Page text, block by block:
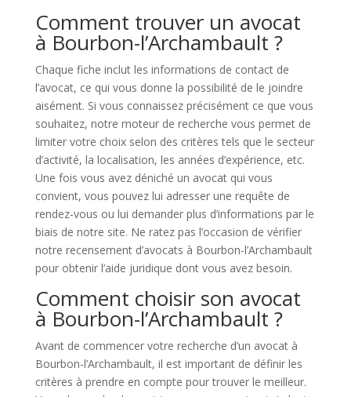
Comment trouver un avocat
à Bourbon-l’Archambault ?
Chaque fiche inclut les informations de contact de
l’avocat, ce qui vous donne la possibilité de le joindre
aisément. Si vous connaissez précisément ce que vous
souhaitez, notre moteur de recherche vous permet de
limiter votre choix selon des critères tels que le secteur
d’activité, la localisation, les années d’expérience, etc.
Une fois vous avez déniché un avocat qui vous
convient, vous pouvez lui adresser une requête de
rendez-vous ou lui demander plus d’informations par le
biais de notre site. Ne ratez pas l’occasion de vérifier
notre recensement d’avocats à Bourbon-l’Archambault
pour obtenir l’aide juridique dont vous avez besoin.
Comment choisir son avocat
à Bourbon-l’Archambault ?
Avant de commencer votre recherche d’un avocat à
Bourbon-l’Archambault, il est important de définir les
critères à prendre en compte pour trouver le meilleur.